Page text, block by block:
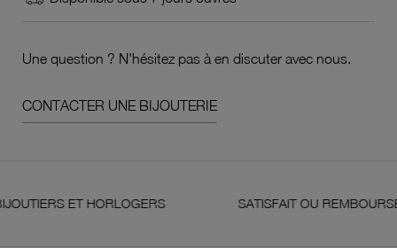
Une question ? N'hésitez pas à en discuter avec nous.
CONTACTER UNE BIJOUTERIE
ET HORLOGERS SATISFAIT OU REMBOURSÉ